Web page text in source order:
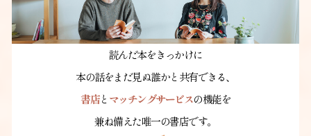
読んだ本をきっかけに
本の話をまだ見ぬ誰かと共有できる、
書店と マッチングサービスの機能を
兼ね備えた唯一の書店です。